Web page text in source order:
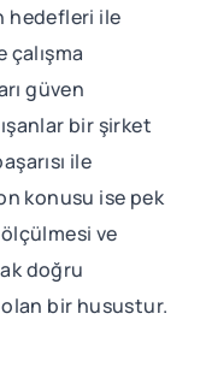
hedefleri ile
çalışma
güven
bir şirket
ile
konusu ise pek
ve
doğru
olan bir husustur.